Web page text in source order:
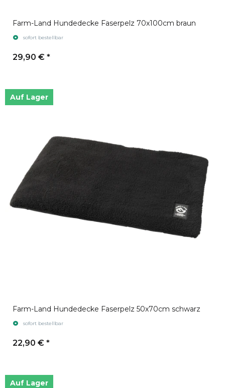
Farm-Land Hundedecke Faserpelz 70x100cm braun
sofort bestellbar
29,90 € *
Auf Lager
Farm-Land Hundedecke Faserpelz 50x70cm schwarz
sofort bestellbar
22,90 € *
Auf Lager